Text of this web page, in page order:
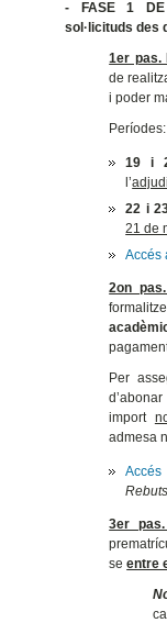
- FASE 1 DE
sol·licituds des
1er pas.
de
i poder
Períodes:
19 i
l’
22 i
21 de
Accés
2on
Per
d’abonar
import
admesa
3er
seentre